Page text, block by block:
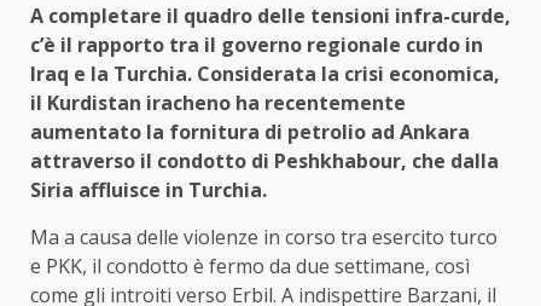
A completare il quadro delle tensioni infra-curde,
c’è il rapporto tra il governo regionale curdo in
Iraq e la Turchia. Considerata la crisi economica,
il Kurdistan iracheno ha recentemente
aumentato la fornitura di petrolio ad Ankara
attraverso il condotto di Peshkhabour, che dalla
Siria affluisce in Turchia.
Ma a causa delle violenze in corso tra esercito turco
e PKK, il condotto è fermo da due settimane, così
come gli introiti verso Erbil. A indispettire Barzani, il